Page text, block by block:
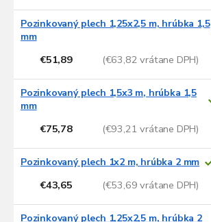
Pozinkovaný plech 1,25x2,5 m, hrúbka 1,5
mm
€51,89 (€63,82 vrátane DPH)
Pozinkovaný plech 1,5x3 m, hrúbka 1,5
mm
€75,78 (€93,21 vrátane DPH)
Pozinkovaný plech 1x2 m, hrúbka 2 mm
€43,65 (€53,69 vrátane DPH)
Pozinkovaný plech 1,25x2,5 m, hrúbka 2